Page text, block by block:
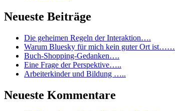
Neueste Beiträge
Die geheimen Regeln der Interaktion….
Warum Bluesky für mich kein guter Ort ist……
Buch-Shopping-Gedanken….
Eine Frage der Perspektive…..
Arbeiterkinder und Bildung …..
Neueste Kommentare